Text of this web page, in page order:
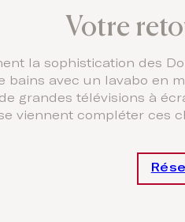
Votre
la sophistication des
bains avec un lavabo en
grandes télévisions à
viennent compléter ces